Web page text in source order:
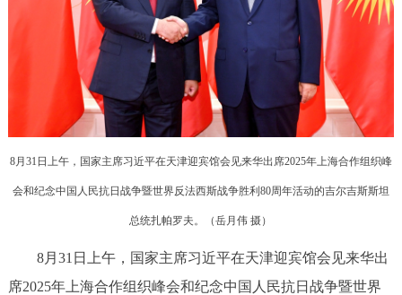
决策公开 专题公开
政务服务
个人服务 法人服务 部门服务
便民服务 利企服务 投资项目
阳光政务
政民互动
8月31日上午，国家主席习近平在天津迎宾馆会见来华出席2025年上海合作组织峰
会和纪念中国人民抗日战争暨世界反法西斯战争胜利80周年活动的吉尔吉斯斯坦
总统扎帕罗夫。（岳月伟 摄）
8月31日上午，国家主席习近平在天津迎宾馆会见来华出
席2025年上海合作组织峰会和纪念中国人民抗日战争暨世界